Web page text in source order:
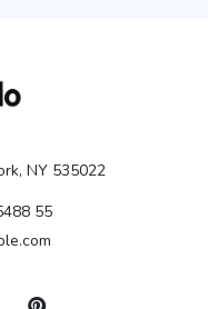
NY 535022
55